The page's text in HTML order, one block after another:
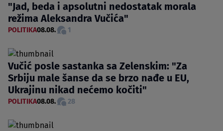
"Jad, beda i apsolutni nedostatak morala
režima Aleksandra Vučića"
POLITIKA08.08. 1
Vučić posle sastanka sa Zelenskim: "Za
Srbiju male šanse da se brzo nađe u EU,
Ukrajinu nikad nećemo kočiti"
POLITIKA08.08. 28